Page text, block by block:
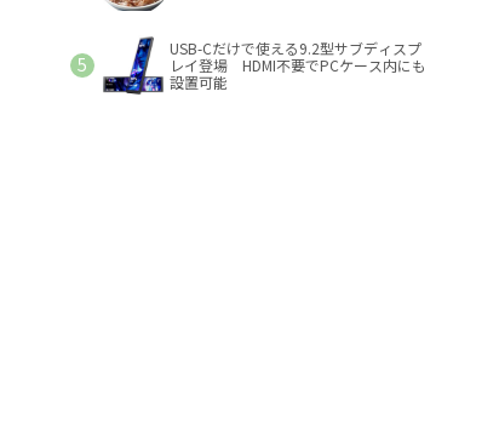
USB-Cだけで使える9.2型サブディスプ
レイ登場 HDMI不要でPCケース内にも
設置可能